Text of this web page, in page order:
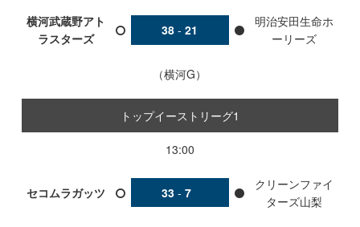
横河武蔵野アト
ラスターズ
38 - 21
明治安田生命ホ
ーリーズ
横河G
トップイーストリーグ1
13:00
セコムラガッツ 33 - 7
クリーンファイ
ターズ山梨